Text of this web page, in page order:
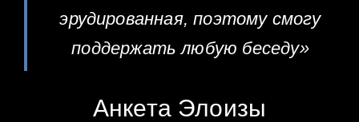
эрудированная, поэтому смогу
поддержать любую беседу»
Анкета Элоизы